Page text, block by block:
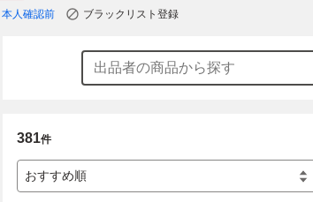
本人確認前 ブラックリスト登録
381件
おすすめ順